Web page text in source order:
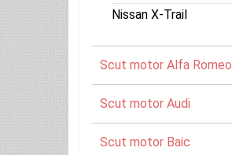
Nissan X-Trail
Scut motor Alfa Romeo
Scut motor Audi
Scut motor Baic